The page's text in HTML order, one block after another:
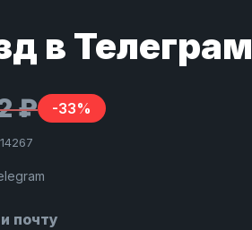
в Телеграм
₽ -33%
почту